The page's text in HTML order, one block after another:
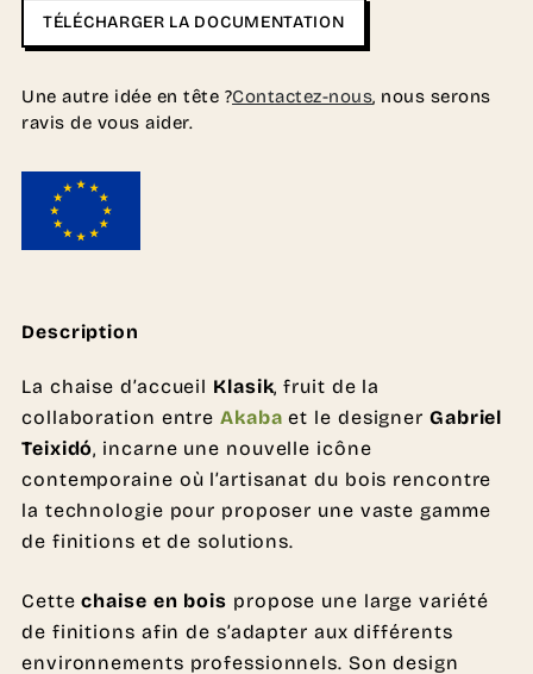
TÉLÉCHARGER LA DOCUMENTATION
Une autre idée en tête ?Contactez-nous, nous serons
ravis de vous aider.
Description
La chaise d’accueil Klasik, fruit de la
collaboration entre Akaba et le designer Gabriel
Teixidó, incarne une nouvelle icône
contemporaine où l’artisanat du bois rencontre
la technologie pour proposer une vaste gamme
de finitions et de solutions.
Cettechaise en bois propose une large variété
de finitions afin de s’adapter aux différents
environnements professionnels. Son design